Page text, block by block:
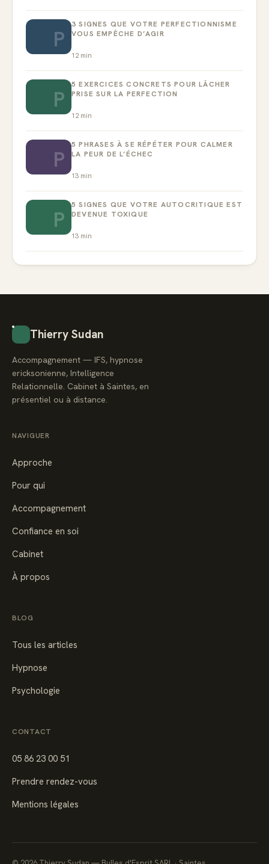
P
3 SIGNES QUE VOTRE PERFECTIONNISME
VOUS EMPÊCHE D’AGIR
12 min
P
5 EXERCICES CONCRETS POUR LÂCHER
PRISE SUR LA PERFECTION
12 min
P
5 PHRASES À SE RÉPÉTER POUR CALMER
LA PEUR DE L’ÉCHEC
13 min
P
5 SIGNES QUE VOTRE AUTOCRITIQUE EST
DEVENUE TOXIQUE
13 min
Thierry Sudan
Accompagnement — IFS, hypnose
ericksonienne, Intelligence
Relationnelle. Cabinet à Saintes, en
présentiel ou à distance.
NAVIGUER
Approche
Pour qui
Accompagnement
Confiance en soi
Cabinet
À propos
BLOG
Tous les articles
Hypnose
Psychologie
CONTACT
05 86 23 00 51
Prendre rendez-vous
Mentions légales